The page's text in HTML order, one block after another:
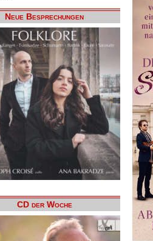
Neue Besprechungen
CD der Woche